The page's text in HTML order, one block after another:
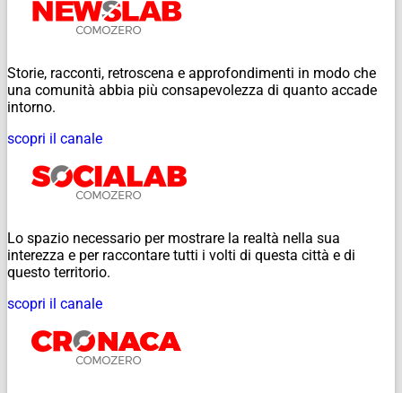
Storie, racconti, retroscena e approfondimenti in modo che
una comunità abbia più consapevolezza di quanto accade
intorno.
scopri il canale
Lo spazio necessario per mostrare la realtà nella sua
interezza e per raccontare tutti i volti di questa città e di
questo territorio.
scopri il canale